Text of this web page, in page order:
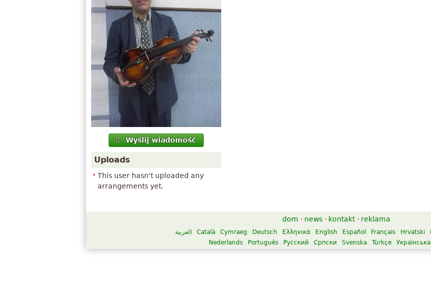
Wyślij wiadomość
Uploads
This user hasn't uploaded any
arrangements yet.
dom · news · kontakt · reklama
العربية Català Cymraeg Deutsch Ελληνικά English Español Français Hrvatski
Nederlands
Português Русский Српски Svenska Türkçe Українська